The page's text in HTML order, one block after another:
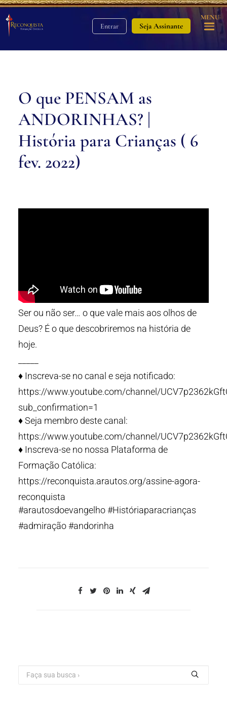
Entrar Seja Assinante
MENU
O que PENSAM as
ANDORINHAS? |
História para Crianças ( 6
fev. 2022)
Ser ou não ser… o que vale mais aos olhos de
Deus? É o que descobriremos na história de
hoje.
♦️ Inscreva-se no canal e seja notificado:
https://www.youtube.com/channel/
sub_confirmation=1
♦️ Seja membro deste canal:
https://www.youtube.com/channel/
♦️ Inscreva-se no nossa Plataforma de
Formação Católica:
https://reconquista.arautos.org/assine-agora-
reconquista
#arautosdoevangelho #Históriaparacrianças
#admiração #andorinha